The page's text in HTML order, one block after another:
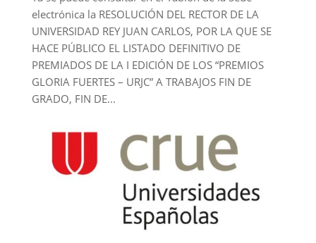
electrónica la RESOLUCIÓN DEL RECTOR DE LA
UNIVERSIDAD REY JUAN CARLOS, POR LA QUE SE
HACE PÚBLICO EL LISTADO DEFINITIVO DE
PREMIADOS DE LA I EDICIÓN DE LOS “PREMIOS
GLORIA FUERTES – URJC” A TRABAJOS FIN DE
GRADO, FIN DE...